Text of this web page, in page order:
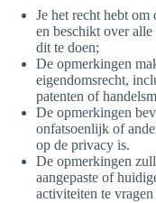
Je het recht hebt om
en beschikt over
dit te doen;
De opmerkingen
eigendomsrecht,
patenten of
De opmerkingen
onfatsoenlijk of
op de privacy is.
De opmerkingen
aangepaste of
activiteiten te